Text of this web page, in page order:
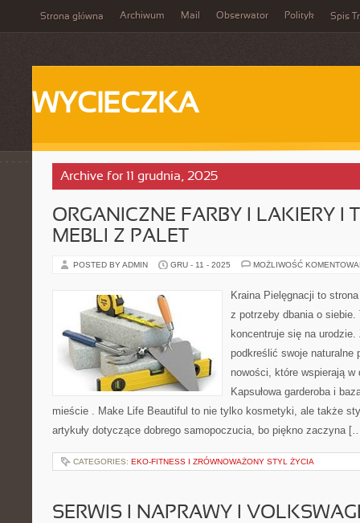
Strona główna Archiwum Mail Obserwator Polityk Spis
WYCIECZKA
Archive for 11 grudnia, 2025
ORGANICZNE FARBY I LAKIERY I
MEBLI Z PALET
POSTED BY ADMIN GRU - 11 - 2025 MOŻLIWOŚĆ
Kraina Pielęgnacji to
z potrzeby dbania o
koncentruje się na
podkreślić swoje naturalne
nowości, które wspierają
Kapsułowa garderoba i
mieście . Make Life Beautiful to nie tylko kosmetyki, ale także
artykuły dotyczące dobrego samopoczucia, bo piękno zaczyna
CATEGORIES: EKO-FITNESS I ZRÓWNOWAŻONY STYL ŻYCIA
SERWIS I NAPRAWY I